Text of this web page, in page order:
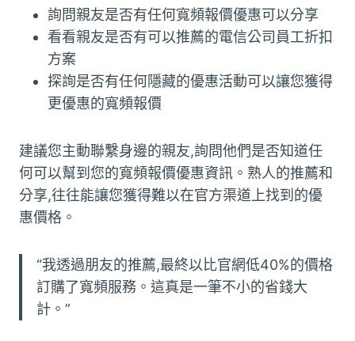
詢問親友是否有任何寬頻報價優惠可以分享
看看親友是否有可以推薦的電信公司員工折扣
方案
探詢是否有任何隱藏的優惠活動可以讓您獲得
更優惠的寬頻報價
建議您主動聯繫身邊的親友,詢問他們是否知道任
何可以幫到您的寬頻報價優惠資訊。熟人的推薦和
分享,往往能讓您獲得難以在官方渠道上找到的優
惠價格。
“我透過朋友的推薦,最終以比官網低40%的價格
訂購了寬頻服務。這真是一筆不小的省錢大
計。”